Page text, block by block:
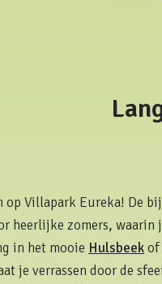
op Villapark Eureka! De
heerlijke zomers,
in het mooie Hulsbeekof
je verrassen door de